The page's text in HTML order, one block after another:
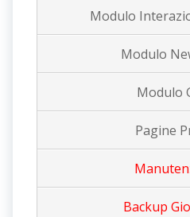
Modulo
Modulo
Modulo
Pagine
Backup